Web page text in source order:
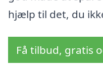
hjælp til det, du
Få tilbud, gratis